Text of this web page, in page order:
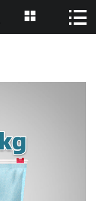
网站首页
养护知识
招商加盟
品牌活动
 